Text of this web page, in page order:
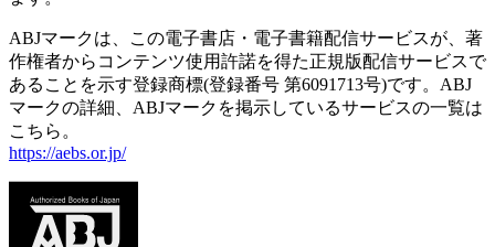
ABJマークは、この電子書店・電子書籍配信サービスが、著
作権者からコンテンツ使用許諾を得た正規版配信サービスで
あることを示す登録商標(登録番号 第6091713号)です。ABJ
マークの詳細、ABJマークを掲示しているサービスの一覧は
こちら。
https://aebs.or.jp/